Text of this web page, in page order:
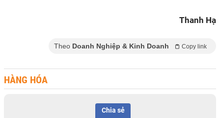
Thanh Hạ
Theo Doanh Nghiệp & Kinh Doanh Copy link
HÀNG HÓA
Chia sẻ